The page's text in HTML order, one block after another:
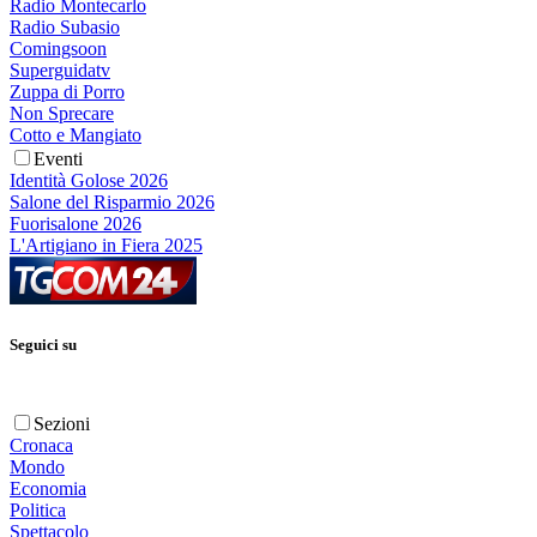
Radio Montecarlo
Radio Subasio
Comingsoon
Superguidatv
Zuppa di Porro
Non Sprecare
Cotto e Mangiato
Eventi
Identità Golose 2026
Salone del Risparmio 2026
Fuorisalone 2026
L'Artigiano in Fiera 2025
Seguici su
Sezioni
Cronaca
Mondo
Economia
Politica
Spettacolo